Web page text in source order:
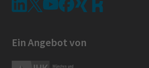
Ein Angebot von